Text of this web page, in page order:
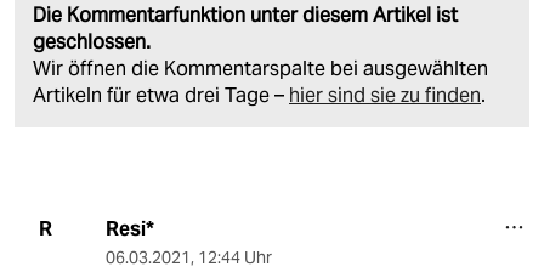
Die Kommentarfunktion unter diesem Artikel ist
geschlossen.
Wir öffnen die Kommentarspalte bei ausgewählten
Artikeln für etwa drei Tage – hier sind sie zu finden.
R Resi*
06.03.2021, 12:44 Uhr